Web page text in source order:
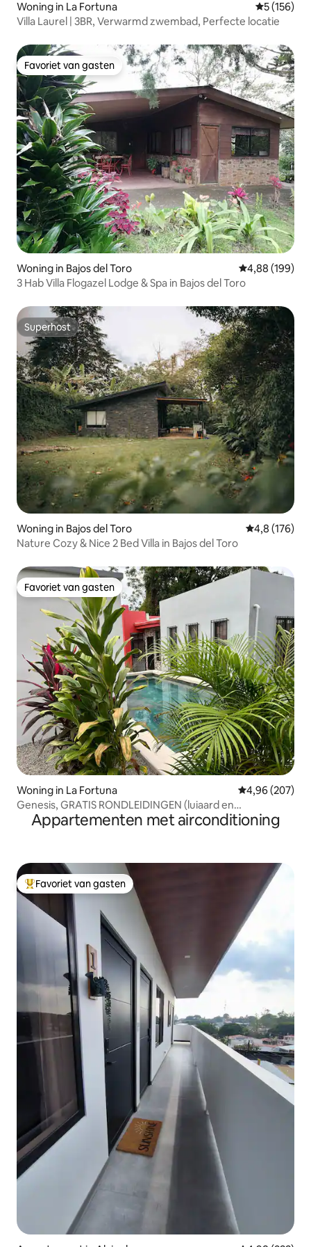
Woning in La Fortuna
5 (156)
Villa Laurel | 3BR, Verwarmd zwembad, Perfecte locatie
Favoriet van gasten
Favoriet van gasten
Woning in Bajos del Toro Gemiddelde
4,88 (199)
3 Hab Villa Flogazel Lodge & Spa in Bajos del Toro
Superhost
Superhost
Woning in Bajos del Toro Gemiddelde
4,8 (176)
Nature Cozy & Nice 2 Bed Villa in Bajos del Toro
Favoriet van gasten
Favoriet van gasten
Woning in La Fortuna Gemiddelde
4,96 (207)
Genesis, GRATIS RONDLEIDINGEN (luiaard en
paardrijden).
Appartementen met airconditioning
Topfavoriet van gasten
Favoriet van gasten